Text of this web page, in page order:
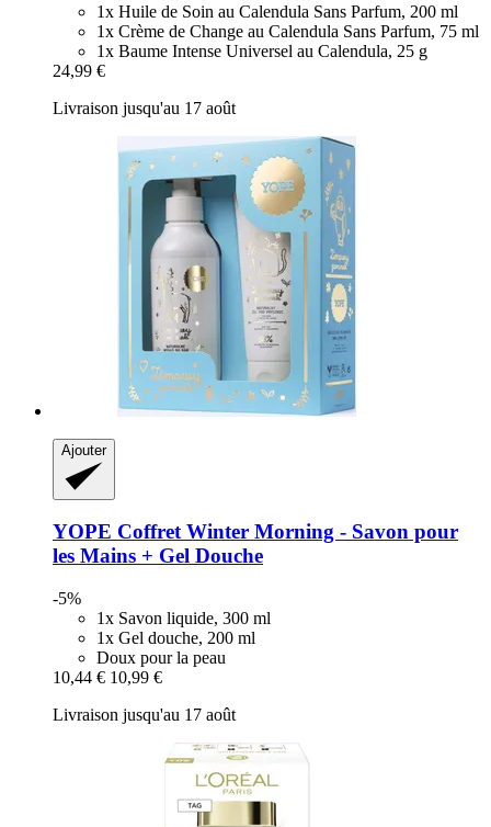
1x Huile de Soin au Calendula Sans Parfum, 200 ml
1x Crème de Change au Calendula Sans Parfum, 75 ml
1x Baume Intense Universel au Calendula, 25 g
24,99 €
Livraison jusqu'au 17 août
Ajouter
YOPE Coffret Winter Morning -​ Savon pour
les Mains + Gel Douche
-5%
1x Savon liquide, 300 ml
1x Gel douche, 200 ml
Doux pour la peau
10,44 € 10,99 €
Livraison jusqu'au 17 août